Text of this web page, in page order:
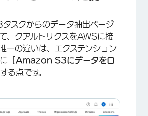
スクからのデータ抽出ページ
、クアルトリクスをAWSに接
一の違いは、エクステンション
［Amazon S3にデータをロ
る点です。